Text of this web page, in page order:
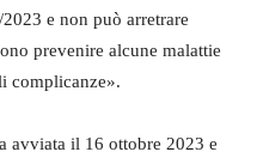
e non può arretrare
prevenire alcune malattie
complicanze».
avviata il 16 ottobre 2023 e